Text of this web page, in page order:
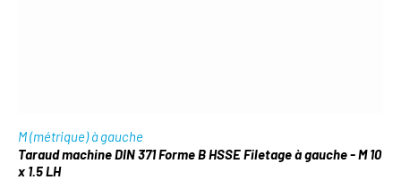
M (métrique) à gauche
Taraud machine DIN 371 Forme B HSSE Filetage à gauche - M 10
x 1.5 LH